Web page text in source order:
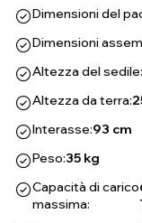
Dimensioni del
Dimensioni
Altezza del sedile:
Altezza da terra:
Interasse:93 cm
Peso:35 kg
Capacità di carico
massima: